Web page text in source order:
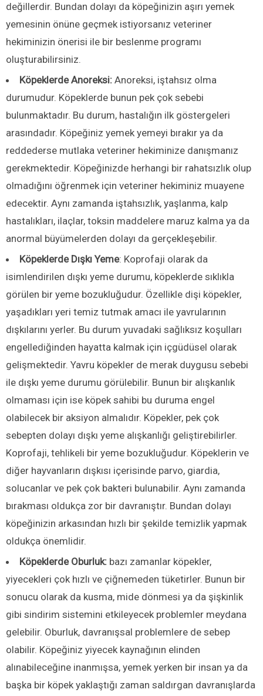
değillerdir. Bundan dolayı da köpeğinizin aşırı yemek
yemesinin önüne geçmek istiyorsanız veteriner
hekiminizin önerisi ile bir beslenme programı
oluşturabilirsiniz.
Köpeklerde Anoreksi: Anoreksi, iştahsız olma
durumudur. Köpeklerde bunun pek çok sebebi
bulunmaktadır. Bu durum, hastalığın ilk göstergeleri
arasındadır. Köpeğiniz yemek yemeyi bırakır ya da
reddederse mutlaka veteriner hekiminize danışmanız
gerekmektedir. Köpeğinizde herhangi bir rahatsızlık olup
olmadığını öğrenmek için veteriner hekiminiz muayene
edecektir. Aynı zamanda iştahsızlık, yaşlanma, kalp
hastalıkları, ilaçlar, toksin maddelere maruz kalma ya da
anormal büyümelerden dolayı da gerçekleşebilir.
Köpeklerde Dışkı Yeme: Koprofaji olarak da
isimlendirilen dışkı yeme durumu, köpeklerde sıklıkla
görülen bir yeme bozukluğudur. Özellikle dişi köpekler,
yaşadıkları yeri temiz tutmak amacı ile yavrularının
dışkılarını yerler. Bu durum yuvadaki sağlıksız koşulları
engellediğinden hayatta kalmak için içgüdüsel olarak
gelişmektedir. Yavru köpekler de merak duygusu sebebi
ile dışkı yeme durumu görülebilir. Bunun bir alışkanlık
olmaması için ise köpek sahibi bu duruma engel
olabilecek bir aksiyon almalıdır. Köpekler, pek çok
sebepten dolayı dışkı yeme alışkanlığı geliştirebilirler.
Koprofaji, tehlikeli bir yeme bozukluğudur. Köpeklerin ve
diğer hayvanların dışkısı içerisinde parvo, giardia,
solucanlar ve pek çok bakteri bulunabilir. Aynı zamanda
bırakması oldukça zor bir davranıştır. Bundan dolayı
köpeğinizin arkasından hızlı bir şekilde temizlik yapmak
oldukça önemlidir.
Köpeklerde Oburluk: bazı zamanlar köpekler,
yiyecekleri çok hızlı ve çiğnemeden tüketirler. Bunun bir
sonucu olarak da kusma, mide dönmesi ya da şişkinlik
gibi sindirim sistemini etkileyecek problemler meydana
gelebilir. Oburluk, davranışsal problemlere de sebep
olabilir. Köpeğiniz yiyecek kaynağının elinden
alınabileceğine inanmışsa, yemek yerken bir insan ya da
başka bir köpek yaklaştığı zaman saldırgan davranışlarda